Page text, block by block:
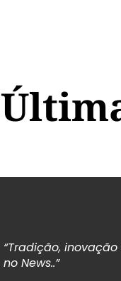
“Tradição,
no News..”